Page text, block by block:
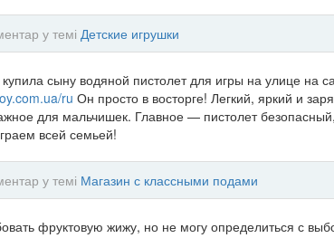
у темі Детские игрушки
сыну водяной пистолет для игры на улице на
ru Он просто в восторге! Легкий, яркий и
для мальчишек. Главное — пистолет
всей семьей!
у темі Магазин с классными подами
фруктовую жижу, но не могу определиться с